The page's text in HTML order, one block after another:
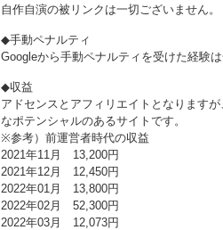
自作自演の被リンクは一切ございません。
◆手動ペナルティ
Googleから手動ペナルティを受けた経験は
◆収益
アドセンスとアフィリエイトとなります
なポテンシャルのあるサイトです。
※参考）前運営者時代の収益
2021年11月 13,200円
2021年12月 12,450円
2022年01月 13,800円
2022年02月 52,300円
2022年03月 12,073円